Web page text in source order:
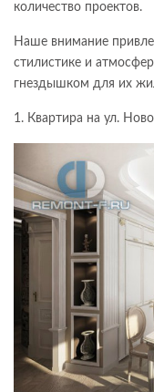
количество проектов.
Наше внимание
стилистике и
гнездышком для их
1. Квартира на ул.